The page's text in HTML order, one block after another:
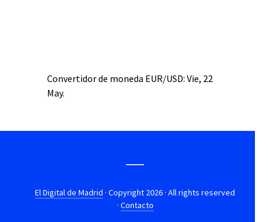
Convertidor de moneda EUR/USD: Vie, 22
May.
El Digital de Madrid · Copyright 2026 · All rights reserved
· Contacto